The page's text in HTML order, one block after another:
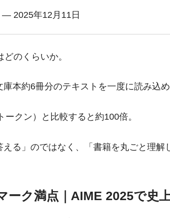
— 2025年12月11日
のくらいか。
本約6冊分のテキストを一度に読み込め
ークン）と比較すると約100倍。
える」のではなく、「書籍を丸ごと理解
ーク満点｜AIME 2025で史